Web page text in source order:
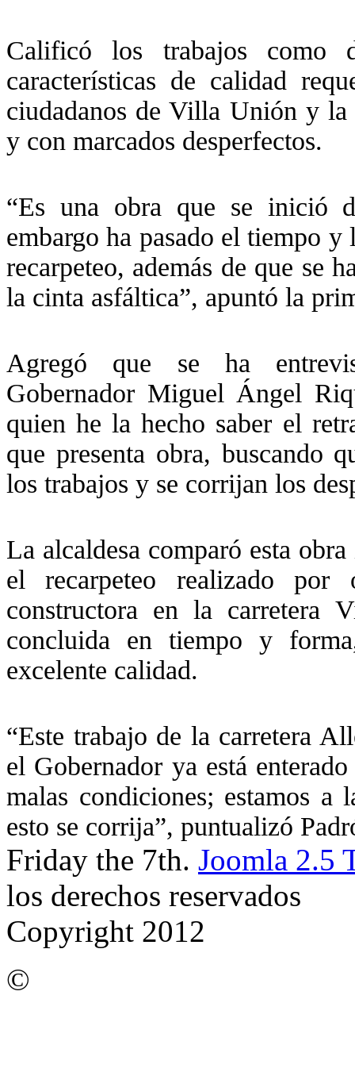
Calificó los trabajos como
características de calidad
ciudadanos de Villa Unión y la
y con marcados desperfectos.
“Es una obra que se inició
embargo ha pasado el tiempo y
recarpeteo, además de que se
la cinta asfáltica”, apuntó la
Agregó que se ha
Gobernador Miguel Ángel
quien he la hecho saber el
que presenta obra, buscando
los trabajos y se corrijan los
La alcaldesa comparó esta
el recarpeteo realizado por
constructora en la carretera
concluida en tiempo y
excelente calidad.
“Este trabajo de la carretera
el Gobernador ya está
malas condiciones; estamos a
esto se corrija”, puntualizó
Friday the 7th. Joomla 2.5
los derechos reservados
Copyright 2012
©